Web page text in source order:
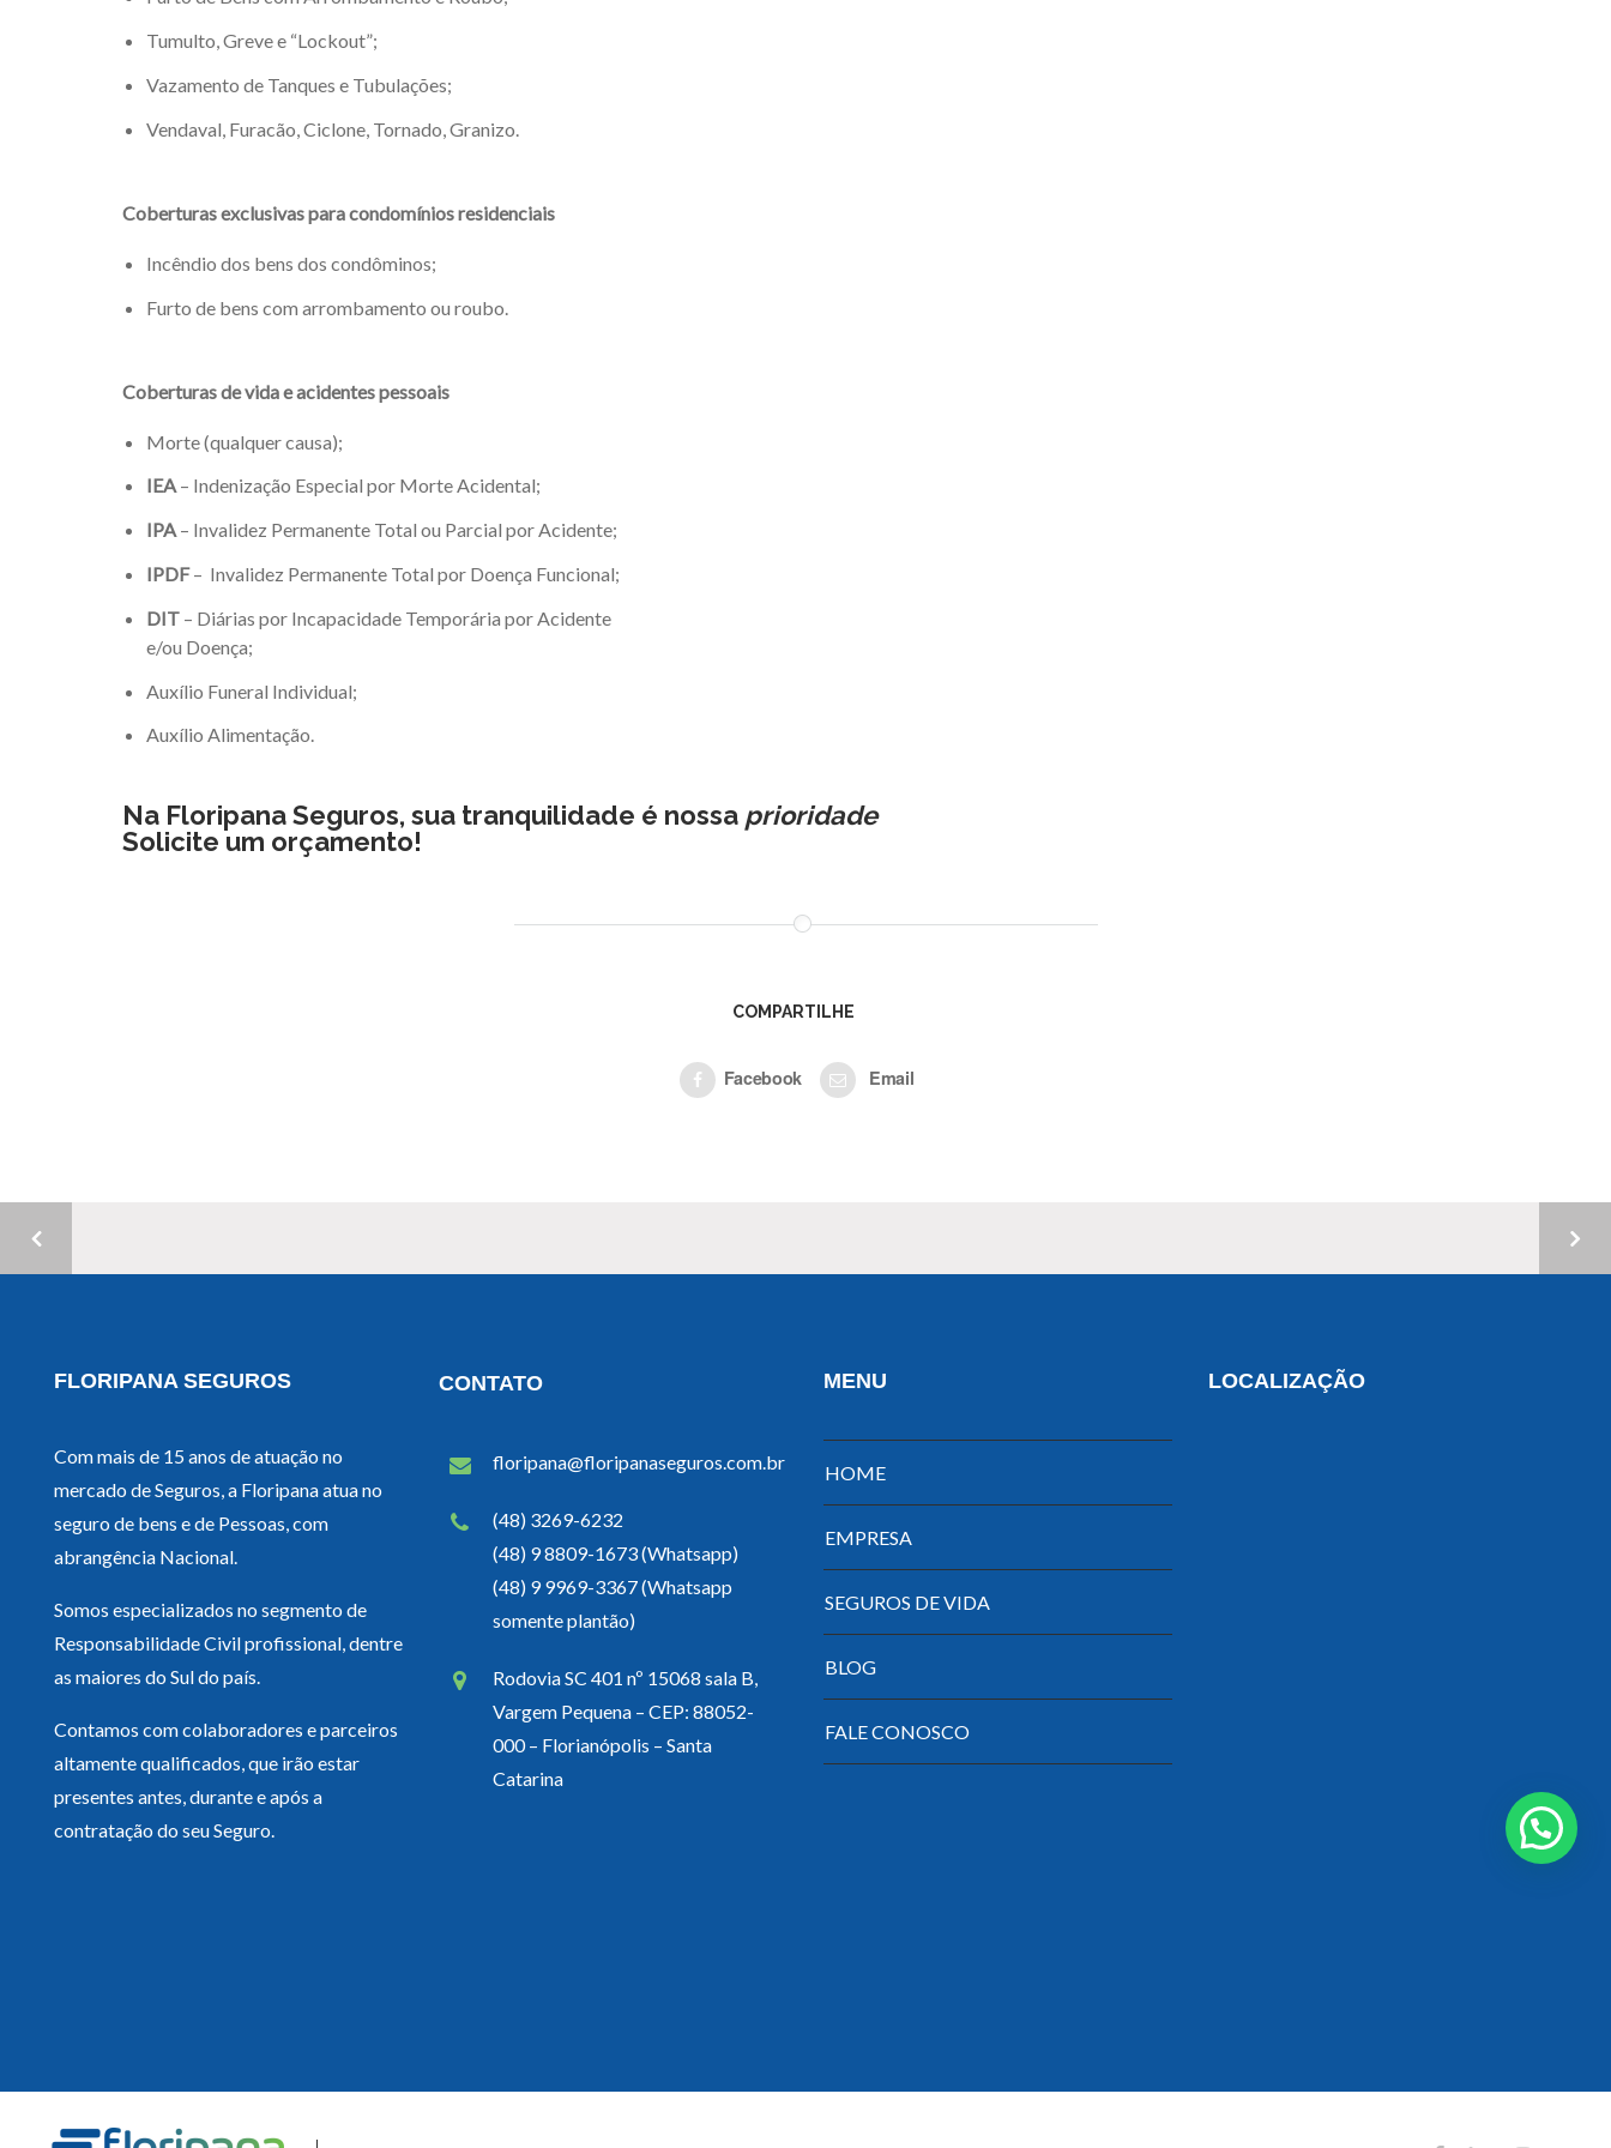
Tumulto, Greve e “Lockout”;
Vazamento de Tanques e Tubulações;
Vendaval, Furacão, Ciclone, Tornado, Granizo.
Coberturas exclusivas para condomínios residenciais
Incêndio dos bens dos condôminos;
Furto de bens com arrombamento ou roubo.
Coberturas de vida e acidentes pessoais
Morte (qualquer causa);
IEA – Indenização Especial por Morte Acidental;
IPA – Invalidez Permanente Total ou Parcial por Acidente;
IPDF– Invalidez Permanente Total por Doença Funcional;
DIT – Diárias por Incapacidade Temporária por Acidente
e/ou Doença;
Auxílio Funeral Individual;
Auxílio Alimentação.
Na Floripana Seguros, sua tranquilidade é nossa prioridade
Solicite um orçamento!
COMPARTILHE
Facebook Email
FLORIPANA SEGUROS
Com mais de 15 anos de atuação no
mercado de Seguros, a Floripana atua no
seguro de bens e de Pessoas, com
abrangência Nacional.
Somos especializados no segmento de
Responsabilidade Civil profissional, dentre
as maiores do Sul do país.
Contamos com colaboradores e parceiros
altamente qualificados, que irão estar
presentes antes, durante e após a
contratação do seu Seguro.
CONTATO
floripana@floripanaseguros.com.br
(48) 3269-6232
(48) 9 8809-1673 (Whatsapp)
(48) 9 9969-3367 (Whatsapp
somente plantão)
Rodovia SC 401 nº 15068 sala B,
Vargem Pequena – CEP: 88052-
000 – Florianópolis – Santa
Catarina
MENU
HOME
EMPRESA
SEGUROS DE VIDA
BLOG
FALE CONOSCO
LOCALIZAÇÃO